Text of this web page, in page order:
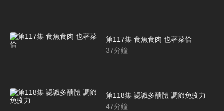
第117集 食魚食肉 也著菜佮
37分鐘
第118集 認識多醣體 調節免疫力
47分鐘